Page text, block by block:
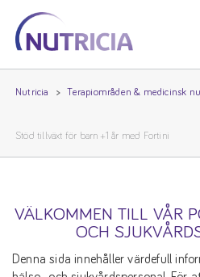
Nutricia
Nutricia
Nutricia Terapiområden & medicinsk
Stöd tillväxt för barn +1 år med Fortini
VÄLKOMMEN TILL VÅR
OCH
Denna sida innehåller värdefull